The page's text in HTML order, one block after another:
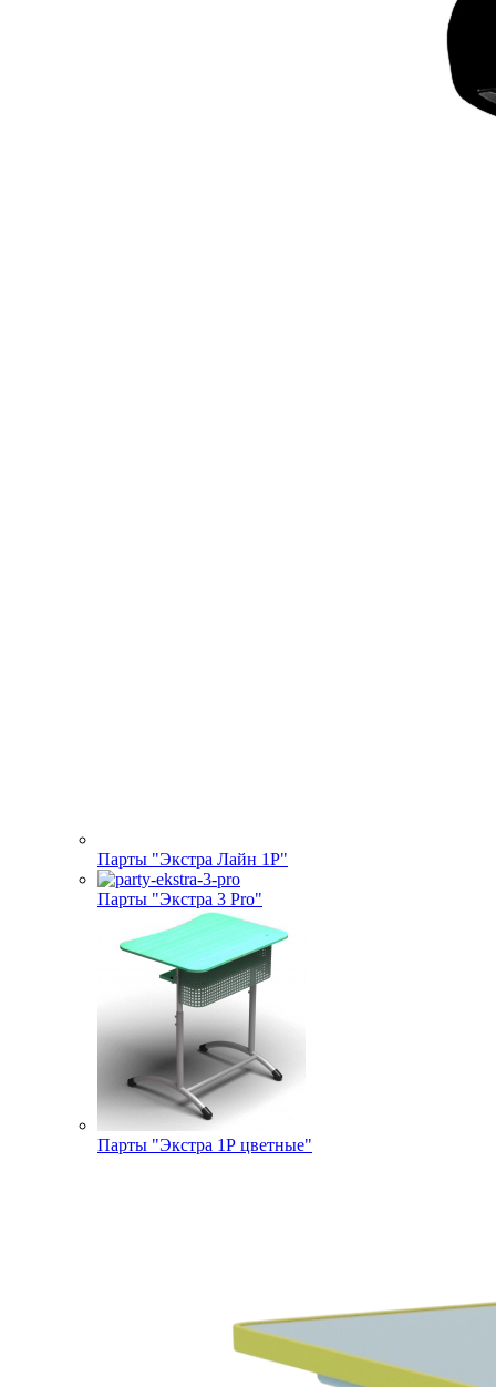
Парты "Экстра Лайн 1Р"
Парты "Экстра 3 Pro"
Парты "Экстра 1Р цветные"